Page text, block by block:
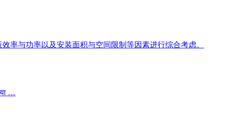
率与功率以及安装面积与空间限制等因素进行综合考虑。
या …